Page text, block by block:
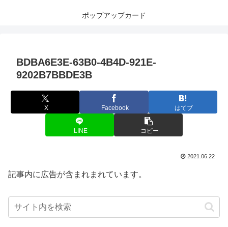
ポップアップカード
BDBA6E3E-63B0-4B4D-921E-
9202B7BBDE3B
X Facebook はてブ
LINE コピー
2021.06.22
記事内に広告が含まれまれています。